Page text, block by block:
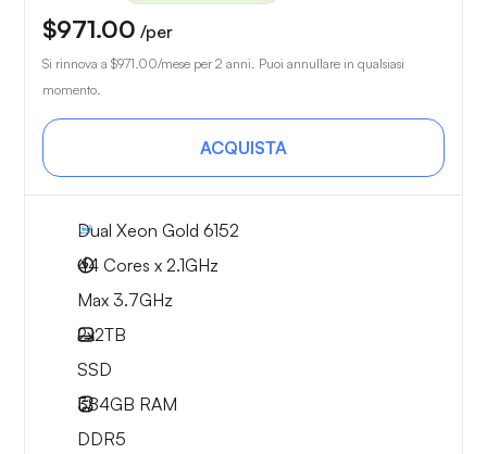
$971.00 /per
Si rinnova a $971.00/mese per 2 anni. Puoi annullare in qualsiasi
momento.
ACQUISTA
Dual Xeon Gold 6152
44 Cores x 2.1GHz
Max 3.7GHz
2x2TB
SSD
384GB RAM
DDR5